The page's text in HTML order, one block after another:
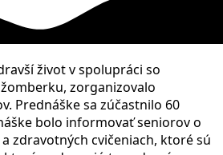
život v spolupráci so
zorganizovalo
Prednáške sa zúčastnilo 60
bolo informovať seniorov o
zdravotných cvičeniach, ktoré sú